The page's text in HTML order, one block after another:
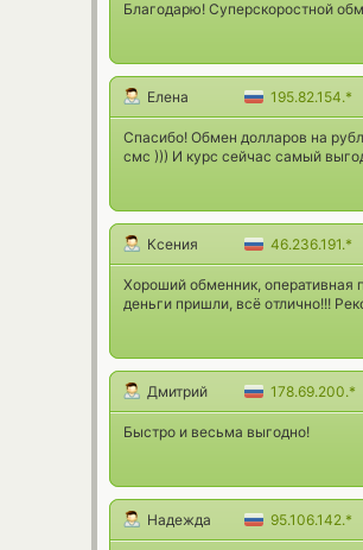
Благодарю! Суперскоростной
Елена 195.82.154.*
Спасибо! Обмен долларов на
смс ))) И курс сейчас самый
Ксения 46.236.191.*
Хороший обменник,
деньги пришли, всё отлично!!!
Дмитрий 178.69.200.*
Быстро и весьма выгодно!
Надежда 95.106.142.*